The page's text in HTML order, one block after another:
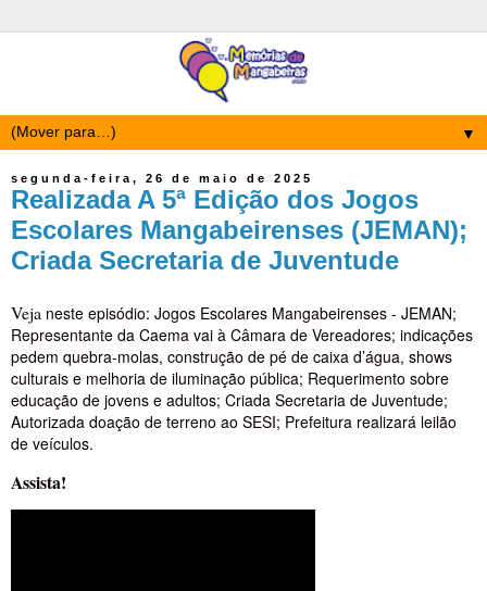
▼
segunda-feira, 26 de maio de 2025
Realizada A 5ª Edição dos Jogos
Escolares Mangabeirenses (JEMAN);
Criada Secretaria de Juventude
Veja neste episódio: Jogos Escolares Mangabeirenses - JEMAN;
Representante da Caema vai à Câmara de Vereadores; indicações
pedem quebra-molas, construção de pé de caixa d’água, shows
culturais e melhoria de iluminação pública; Requerimento sobre
educação de jovens e adultos; Criada Secretaria de Juventude;
Autorizada doação de terreno ao SESI; Prefeitura realizará leilão
de veículos.
Assista!